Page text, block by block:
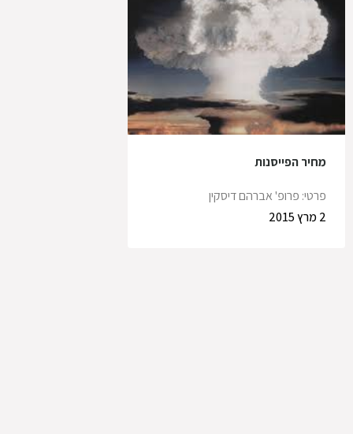
מחיר הפייסנות
פרטי: פרופ' אברהם דיסקין
2 מרץ 2015